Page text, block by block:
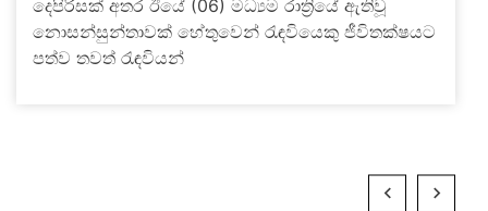
දෙපිරිසක් අතර ඊයේ (06) මධ්‍යම රාත්‍රියේ ඇතිවූ
නොසන්සුන්තාවක් හේතුවෙන් රැඳවියෙකු ජීවිතක්ෂයට
පත්ව තවත් රැඳවියන්